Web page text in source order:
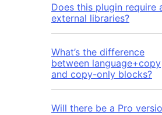
Does this plugin require
external libraries?
What’s the difference
between language+copy
and copy-only blocks?
Will there be a Pro